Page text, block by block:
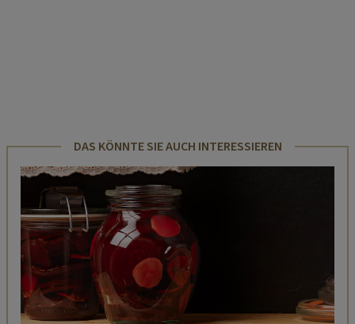
DAS KÖNNTE SIE AUCH INTERESSIEREN